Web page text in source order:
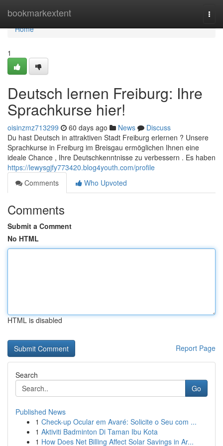
bookmarkextent
Home
Home
1
Deutsch lernen Freiburg: Ihre
Sprachkurse hier!
oisinzmz713299 60 days ago News
Discuss
Du hast Deutsch in attraktiven Stadt Freiburg erlernen ? Unsere
Sprachkurse in Freiburg im Breisgau ermöglichen Ihnen eine
ideale Chance , Ihre Deutschkenntnisse zu verbessern . Es haben
https://lewysgjfy773420.blog4youth.com/profile
Comments
Who Upvoted
Comments
Submit a Comment
No HTML
HTML is disabled
Report Page
Search
Go
Published News
1 Check-up Ocular em Avaré: Solicite o Seu com ...
1 Aktiviti Badminton Di Taman Ibu Kota
1 How Does Net Billing Affect Solar Savings in Ar...